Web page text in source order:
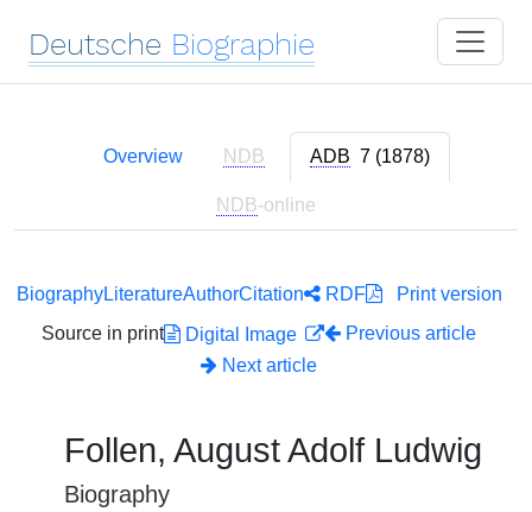
Deutsche Biographie
Overview NDB ADB 7 (1878)
NDB-online
BiographyLiteratureAuthorCitation RDF
Print version
Source in print
Digital Image
Previous article
Next article
Follen, August Adolf Ludwig
Biography